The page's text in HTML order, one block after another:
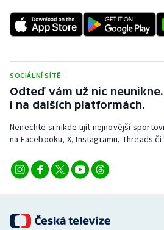
Short track
Stolní tenis
Triatlon
Veslování
Vodní slalom
Volejbal
Ostatní
SOCIÁLNÍ SÍTĚ
Odteď vám už nic
i na dalších platformách.
Nenechte si nikde ujít nejnovější
na Facebooku, X, Instagramu, Threads